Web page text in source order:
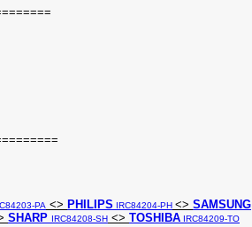
PA <> PHILIPS IRC84204-PH <> SAMSUNG
SHARP IRC84208-SH <> TOSHIBA IRC84209-TO